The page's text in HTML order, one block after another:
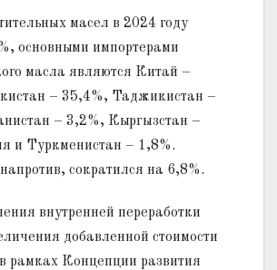
масел в 2024 году
основными импортерами
масла являются Китай –
– 35,4%, Таджикистан –
– 3,2%, Кыргызстан –
и Туркменистан – 1,8%.
сократился на 6,8%.
внутренней переработки
добавленной стоимости
рамках Концепции развития